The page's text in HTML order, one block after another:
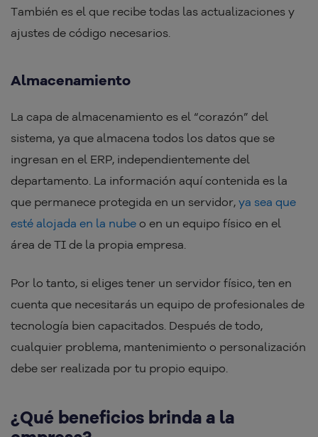
También es el que recibe todas las actualizaciones y
ajustes de código necesarios.
Almacenamiento
La capa de almacenamiento es el “corazón” del
sistema, ya que almacena todos los datos que se
ingresan en el ERP, independientemente del
departamento. La información aquí contenida es la
que permanece protegida en un servidor, ya sea que
esté alojada en la nube o en un equipo físico en el
área de TI de la propia empresa.
Por lo tanto, si eliges tener un servidor físico, ten en
cuenta que necesitarás un equipo de profesionales de
tecnología bien capacitados. Después de todo,
cualquier problema, mantenimiento o personalización
debe ser realizada por tu propio equipo.
¿Qué beneficios brinda a la